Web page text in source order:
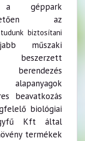
a géppark
az
biztosítani
műszaki
berendezés
beavatkozás
biológiai
Kft által
termékek